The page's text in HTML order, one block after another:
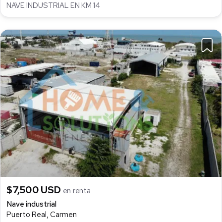
NAVE INDUSTRIAL EN KM 14
$7,500 USD en renta
Nave industrial
Puerto Real, Carmen